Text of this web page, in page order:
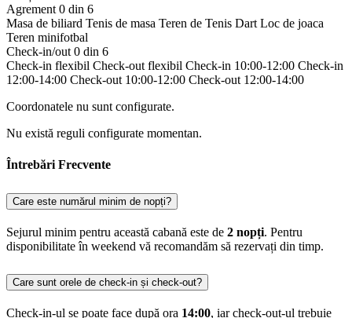
Agrement 0 din 6
Masa de biliard Tenis de masa Teren de Tenis Dart Loc de joaca
Teren minifotbal
Check-in/out 0 din 6
Check-in flexibil Check-out flexibil Check-in 10:00-12:00 Check-in
12:00-14:00 Check-out 10:00-12:00 Check-out 12:00-14:00
Coordonatele nu sunt configurate.
Nu există reguli configurate momentan.
Întrebări Frecvente
Care este numărul minim de nopți?
Sejurul minim pentru această cabană este de 2 nopți. Pentru
disponibilitate în weekend vă recomandăm să rezervați din timp.
Care sunt orele de check-in și check-out?
Check-in-ul se poate face după ora 14:00, iar check-out-ul trebuie